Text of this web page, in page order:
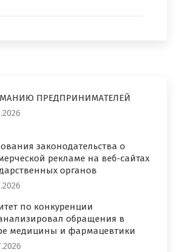
ПРЕДПРИНИМАТЕЛЕЙ
законодательства о
рекламе на веб-сайтах
органов
по конкуренции
обращения в
медицины и фармацевтики